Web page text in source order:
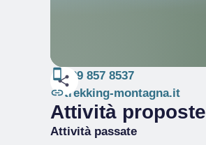
329 857 8537
trekking-montagna.it
Attività proposte
Attività passate